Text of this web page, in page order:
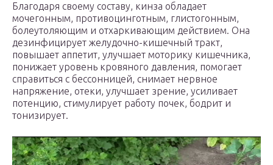
Благодаря своему составу, кинза обладает
мочегонным, противоцинготным, глистогонным,
болеутоляющим и отхаркивающим действием. Она
дезинфицирует желудочно-кишечный тракт,
повышает аппетит, улучшает моторику кишечника,
понижает уровень кровяного давления, помогает
справиться с бессонницей, снимает нервное
напряжение, отеки, улучшает зрение, усиливает
потенцию, стимулирует работу почек, бодрит и
тонизирует.